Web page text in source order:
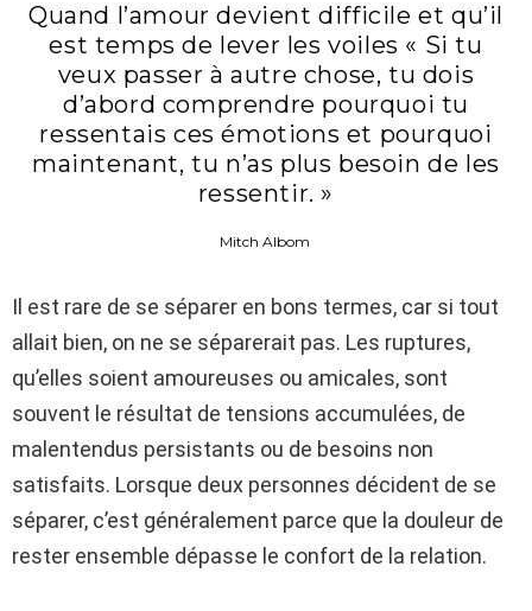
Quand l’amour devient difficile et qu’il
est temps de lever les voiles « Si tu
veux passer à autre chose, tu dois
d’abord comprendre pourquoi tu
ressentais ces émotions et pourquoi
maintenant, tu n’as plus besoin de les
ressentir. »
Mitch Albom
Il est rare de se séparer en bons termes, car si tout
allait bien, on ne se séparerait pas. Les ruptures,
qu’elles soient amoureuses ou amicales, sont
souvent le résultat de tensions accumulées, de
malentendus persistants ou de besoins non
satisfaits. Lorsque deux personnes décident de se
séparer, c’est généralement parce que la douleur de
rester ensemble dépasse le confort de la relation.